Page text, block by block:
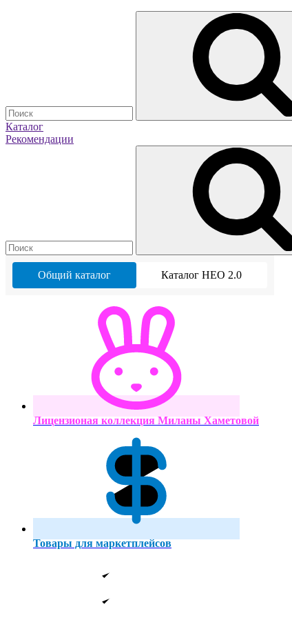
Каталог
Рекомендации
Общий каталог Каталог НЕО 2.0
Лицензионая коллекция Миланы Хаметовой
Товары для маркетплейсов